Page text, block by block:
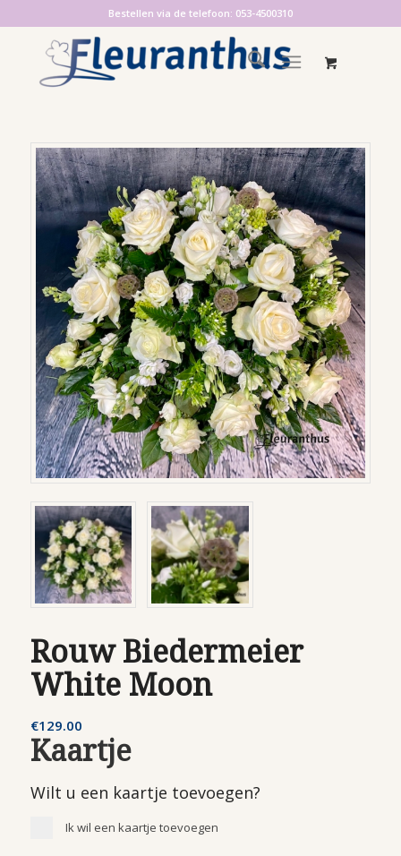
Bestellen via de telefoon: 053-4500310
Rouw Biedermeier
White Moon
€129.00
Kaartje
Wilt u een kaartje toevoegen?
Ik wil een kaartje toevoegen